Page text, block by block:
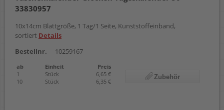
33830957
10x14cm Blattgröße, 1 Tag/1 Seite, Kunststoffeinband,
sortiert Details
Bestellnr.
10259167
ab Einheit
Preis
1
Stück
6,65 €
10
Stück 6,35 €
Zubehör